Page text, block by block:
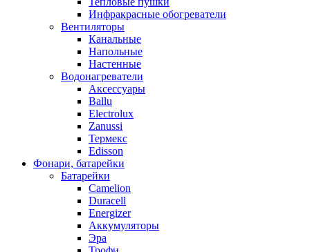
Инфракрасные обогреватели
Вентиляторы
Канальные
Напольные
Настенные
Водонагреватели
Аксессуары
Ballu
Electrolux
Zanussi
Термекс
Edisson
Фонари, батарейки
Батарейки
Camelion
Duracell
Energizer
Аккумуляторы
Эра